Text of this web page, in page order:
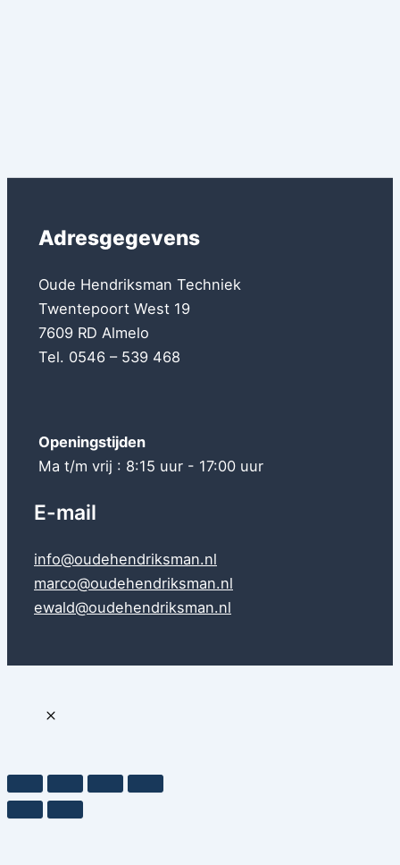
Adresgegevens
Oude Hendriksman Techniek
Twentepoort West 19
7609 RD Almelo
Tel. 0546 – 539 468
Openingstijden
Ma t/m vrij : 8:15 uur - 17:00 uur
E-mail
info@oudehendriksman.nl
marco@oudehendriksman.nl
ewald@oudehendriksman.nl